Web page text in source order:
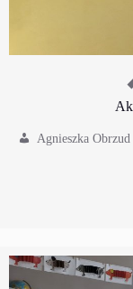
Agnieszka Obrzud